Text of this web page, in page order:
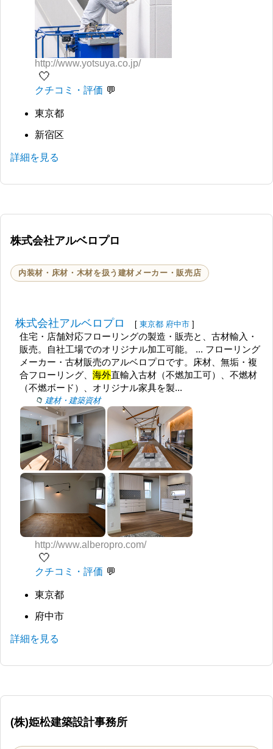
http://www.yotsuya.co.jp/
🤍
クチコミ・評価
東京都
新宿区
詳細を見る
株式会社アルベロプロ
内装材・床材・木材を扱う建材メーカー・販売店
株式会社アルベロプロ [ 東京都 府中市 ]
住宅・店舗対応フローリングの製造・販売と、古材輸入・
販売。自社工場でのオリジナル加工可能。 ... フローリング
メーカー・古材販売のアルベロプロです。床材、無垢・複
合フローリング、海外直輸入古材（不燃加工可）、不燃材
（不燃ボード）、オリジナル家具を製...
建材・建築資材
http://www.alberopro.com/
🤍
クチコミ・評価
東京都
府中市
詳細を見る
(株)姫松建築設計事務所